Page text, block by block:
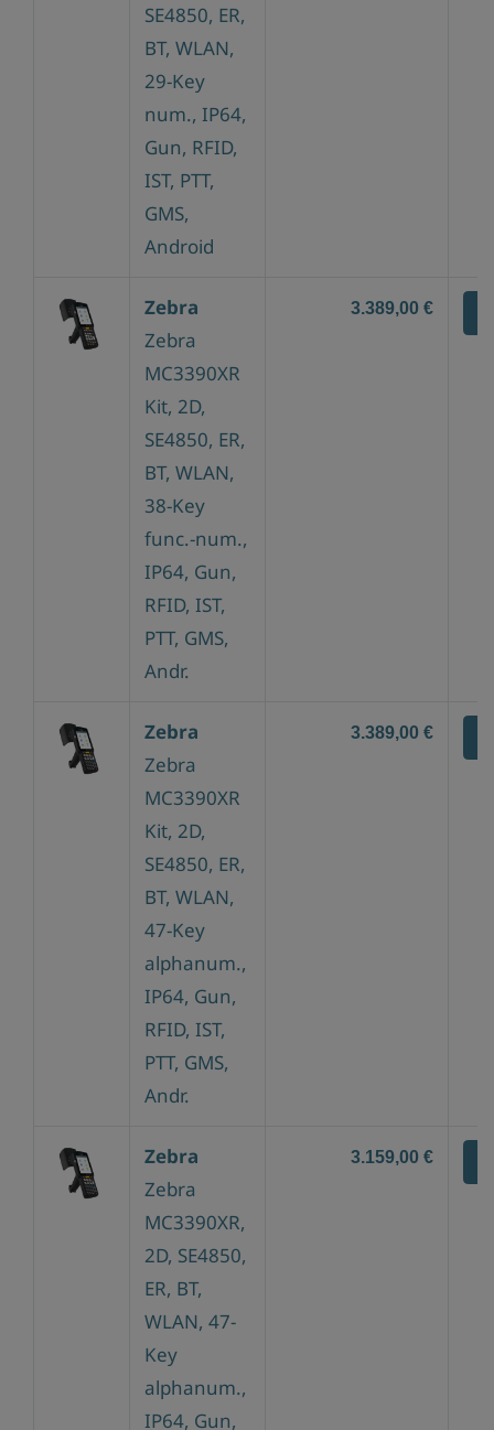
SE4850, ER,
BT, WLAN,
29-Key
num., IP64,
Gun, RFID,
IST, PTT,
GMS,
Android
Zebra
Zebra
MC3390XR
Kit, 2D,
SE4850, ER,
BT, WLAN,
38-Key
func.-num.,
IP64, Gun,
RFID, IST,
PTT, GMS,
Andr.
3.389,00 €
Zebra
Zebra
MC3390XR
Kit, 2D,
SE4850, ER,
BT, WLAN,
47-Key
alphanum.,
IP64, Gun,
RFID, IST,
PTT, GMS,
Andr.
3.389,00 €
Zebra
Zebra
MC3390XR,
2D, SE4850,
ER, BT,
WLAN, 47-
Key
alphanum.,
IP64, Gun,
3.159,00 €